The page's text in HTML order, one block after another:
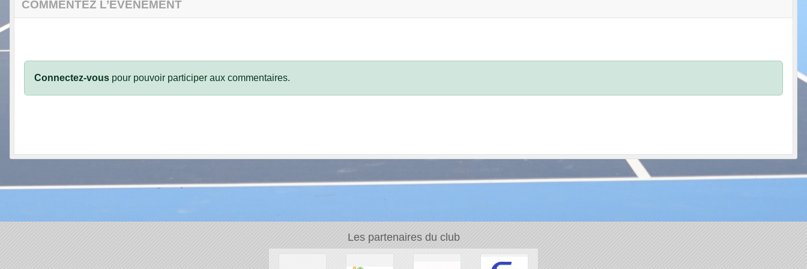
COMMENTEZ L’ÉVÈNEMENT
Connectez-vous pour pouvoir participer aux commentaires.
Les partenaires du club